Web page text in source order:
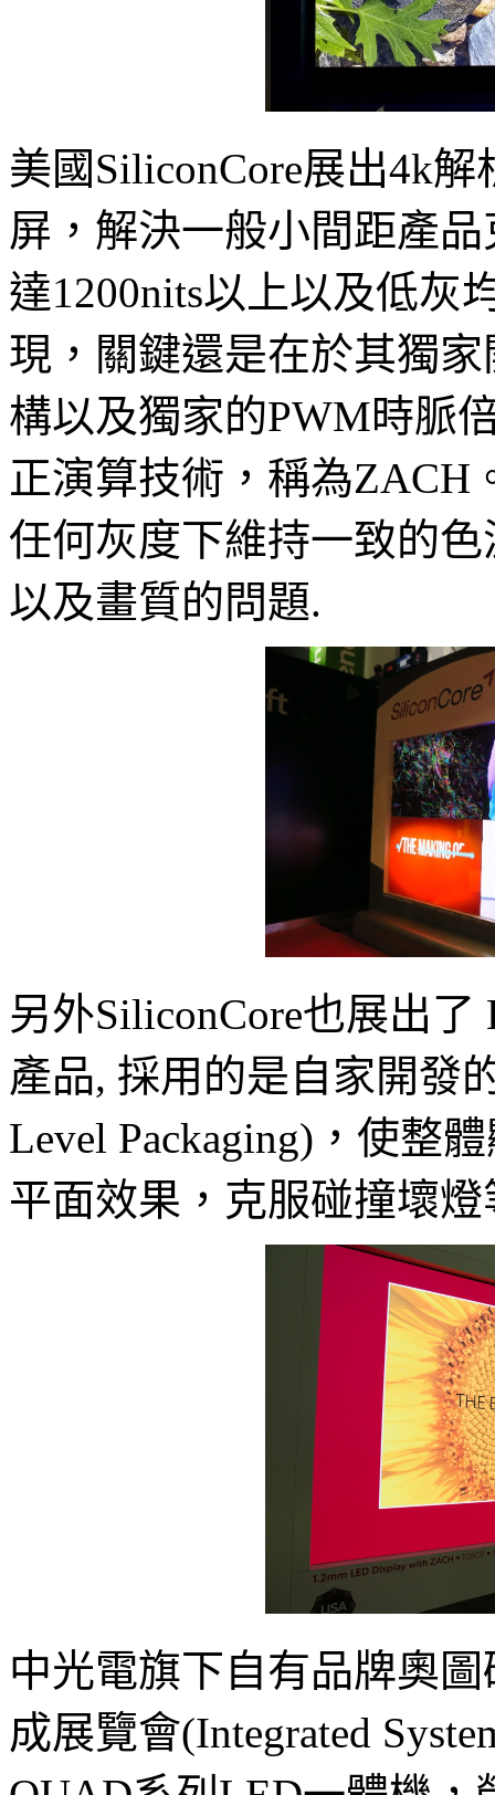
美國SiliconCore展出4k
屏，解決一般小間距產
達1200nits以上以及低灰
現，關鍵還是在於其獨
構以及獨家的PWM時脈
正演算技術，稱為ZACH
任何灰度下維持一致的
以及畫質的問題.
另外SiliconCore也展出
產品, 採用的是自家開發
Level Packaging)，使整
平面效果，克服碰撞壞
中光電旗下自有品牌奧
成展覽會(Integrated